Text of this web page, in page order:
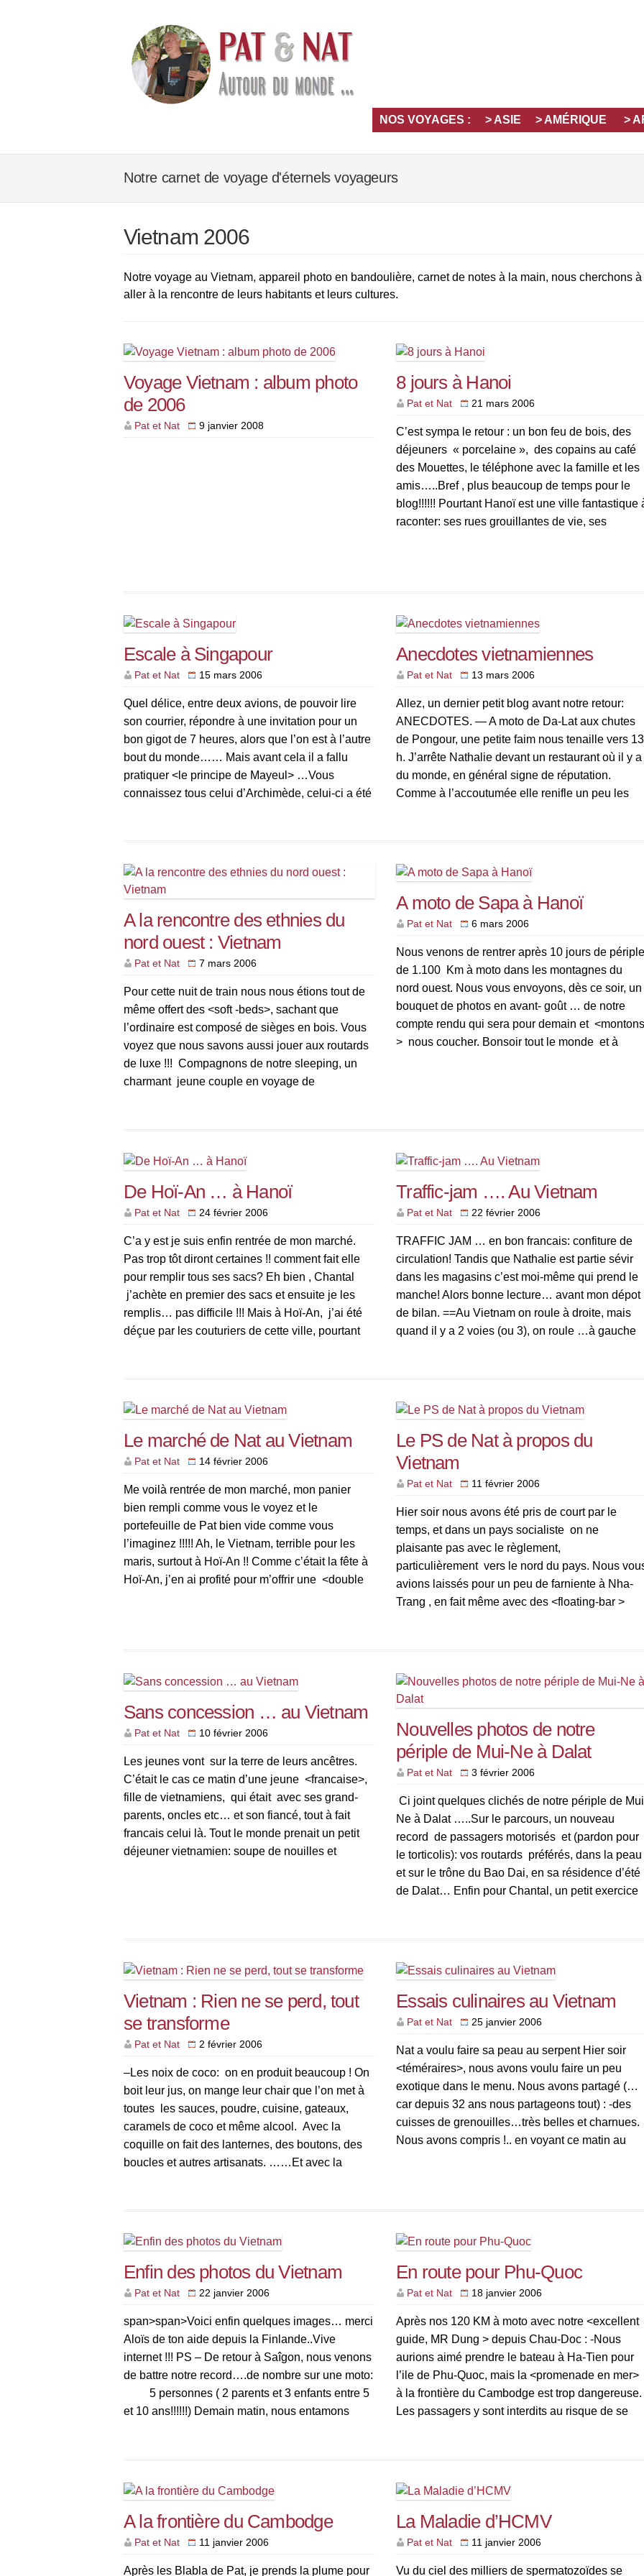
NOS VOYAGES : > ASIE > AMÉRIQUE >
Notre carnet de voyage d'éternels voyageurs
Vietnam 2006
Notre voyage au Vietnam, appareil photo en bandoulière, carnet de notes à la main, nous cherchons à
aller à la rencontre de leurs habitants et leurs cultures.
Voyage Vietnam : album photo
de 2006
Pat et Nat 9 janvier 2008
8 jours à Hanoi
Pat et Nat 21 mars 2006
C’est sympa le retour : un bon feu de bois, des
déjeuners « porcelaine », des copains au café
des Mouettes, le téléphone avec la famille et les
amis…..Bref , plus beaucoup de temps pour le
blog!!!!!! Pourtant Hanoï est une ville fantastique
raconter: ses rues grouillantes de vie, ses
Escale à Singapour
Pat et Nat 15 mars 2006
Quel délice, entre deux avions, de pouvoir lire
son courrier, répondre à une invitation pour un
bon gigot de 7 heures, alors que l’on est à l’autre
bout du monde…… Mais avant cela il a fallu
pratiquer <le principe de Mayeul> …Vous
connaissez tous celui d’Archimède, celui-ci a été
Anecdotes vietnamiennes
Pat et Nat 13 mars 2006
Allez, un dernier petit blog avant notre retour:
ANECDOTES. — A moto de Da-Lat aux chutes
de Pongour, une petite faim nous tenaille vers 13
h. J’arrête Nathalie devant un restaurant où il y a
du monde, en général signe de réputation.
Comme à l’accoutumée elle renifle un peu les
A la rencontre des ethnies du
nord ouest : Vietnam
Pat et Nat 7 mars 2006
Pour cette nuit de train nous nous étions tout de
même offert des <soft -beds>, sachant que
l’ordinaire est composé de sièges en bois. Vous
voyez que nous savons aussi jouer aux routards
de luxe !!! Compagnons de notre sleeping, un
charmant jeune couple en voyage de
A moto de Sapa à Hanoï
Pat et Nat 6 mars 2006
Nous venons de rentrer après 10 jours de
de 1.100 Km à moto dans les montagnes du
nord ouest. Nous vous envoyons, dès ce soir,
bouquet de photos en avant- goût … de notre
compte rendu qui sera pour demain et
> nous coucher. Bonsoir tout le monde et à
De Hoï-An … à Hanoï
Pat et Nat 24 février 2006
C’a y est je suis enfin rentrée de mon marché.
Pas trop tôt diront certaines !! comment fait elle
pour remplir tous ses sacs? Eh bien , Chantal
j’achète en premier des sacs et ensuite je les
remplis… pas difficile !!! Mais à Hoï-An, j’ai été
déçue par les couturiers de cette ville, pourtant
Traffic-jam …. Au Vietnam
Pat et Nat 22 février 2006
TRAFFIC JAM … en bon francais: confiture de
circulation! Tandis que Nathalie est partie sévir
dans les magasins c’est moi-même qui prend le
manche! Alors bonne lecture… avant mon dépot
de bilan. ==Au Vietnam on roule à droite, mais
quand il y a 2 voies (ou 3), on roule …à gauche
Le marché de Nat au Vietnam
Pat et Nat 14 février 2006
Me voilà rentrée de mon marché, mon panier
bien rempli comme vous le voyez et le
portefeuille de Pat bien vide comme vous
l’imaginez !!!!! Ah, le Vietnam, terrible pour les
maris, surtout à Hoï-An !! Comme c’était la fête à
Hoï-An, j’en ai profité pour m’offrir une <double
Le PS de Nat à propos du
Vietnam
Pat et Nat 11 février 2006
Hier soir nous avons été pris de court par le
temps, et dans un pays socialiste on ne
plaisante pas avec le règlement,
particulièrement vers le nord du pays. Nous
avions laissés pour un peu de farniente à Nha-
Trang , en fait même avec des <floating-bar >
Sans concession … au Vietnam
Pat et Nat 10 février 2006
Les jeunes vont sur la terre de leurs ancêtres.
C’était le cas ce matin d’une jeune <francaise>,
fille de vietnamiens, qui était avec ses grand-
parents, oncles etc… et son fiancé, tout à fait
francais celui là. Tout le monde prenait un petit
déjeuner vietnamien: soupe de nouilles et
Nouvelles photos de notre
périple de Mui-Ne à Dalat
Pat et Nat 3 février 2006
Ci joint quelques clichés de notre périple de
Ne à Dalat …..Sur le parcours, un nouveau
record de passagers motorisés et (pardon pour
le torticolis): vos routards préférés, dans la peau
et sur le trône du Bao Dai, en sa résidence d’été
de Dalat… Enfin pour Chantal, un petit exercice
Vietnam : Rien ne se perd, tout
se transforme
Pat et Nat 2 février 2006
–Les noix de coco: on en produit beaucoup ! On
boit leur jus, on mange leur chair que l’on met à
toutes les sauces, poudre, cuisine, gateaux,
caramels de coco et même alcool. Avec la
coquille on fait des lanternes, des boutons, des
boucles et autres artisanats. ……Et avec la
Essais culinaires au Vietnam
Pat et Nat 25 janvier 2006
Nat a voulu faire sa peau au serpent Hier soir
<téméraires>, nous avons voulu faire un peu
exotique dans le menu. Nous avons partagé (…
car depuis 32 ans nous partageons tout) : -des
cuisses de grenouilles…très belles et charnues.
Nous avons compris !.. en voyant ce matin au
Enfin des photos du Vietnam
Pat et Nat 22 janvier 2006
span>span>Voici enfin quelques images… merci
Aloïs de ton aide depuis la Finlande..Vive
internet !!! PS – De retour à Saîgon, nous venons
de battre notre record….de nombre sur une moto:
5 personnes ( 2 parents et 3 enfants entre 5
et 10 ans!!!!!!) Demain matin, nous entamons
En route pour Phu-Quoc
Pat et Nat 18 janvier 2006
Après nos 120 KM à moto avec notre <excellent
guide, MR Dung > depuis Chau-Doc : -Nous
aurions aimé prendre le bateau à Ha-Tien pour
l’ile de Phu-Quoc, mais la <promenade en mer>
à la frontière du Cambodge est trop dangereuse.
Les passagers y sont interdits au risque de se
A la frontière du Cambodge
Pat et Nat 11 janvier 2006
Après les Blabla de Pat, je prends la plume pour
La Maladie d’HCMV
Pat et Nat 11 janvier 2006
Vu du ciel des milliers de spermatozoïdes se